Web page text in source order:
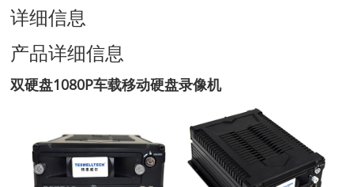
详细信息
产品详细信息
双硬盘1080P车载移动硬盘录像机